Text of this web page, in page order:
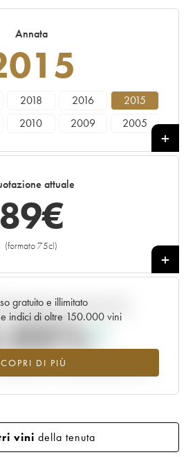
Annata
2018 2016
2015
2010 2009 2005
attuale
89€
(formato 75cl)
+
gratuito e illimitato
e indici di oltre 150.000 vini
DI PIÙ
quotazione in tempo reale
2015 nel 2026 rispetto al 2025
vini della tenuta